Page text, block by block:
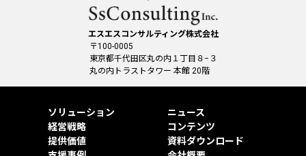
エスエスコンサルティング株式会社
〒100-0005
東京都千代田区丸の内１丁目８−３
丸の内トラストタワー 本館 20階
ソリューション
経営戦略
提供価値
ニュース
コンテンツ
資料ダウンロード